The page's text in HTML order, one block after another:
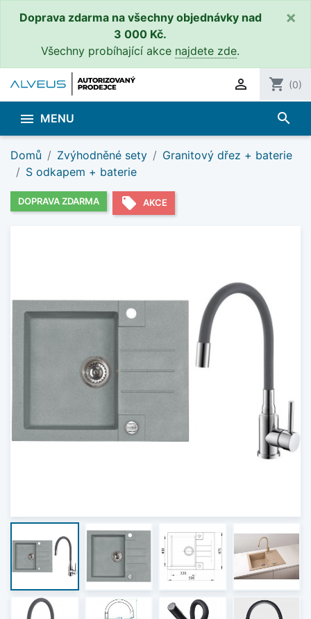
Doprava zdarma na všechny objednávky nad
3 000 Kč.
Všechny probíhající akce najdete zde.
×
 shopping_cart (0)
 MENU search
Domů Zvýhodněné sety
Granitový dřez + baterie
S odkapem + baterie
DOPRAVA ZDARMA local_offer AKCE